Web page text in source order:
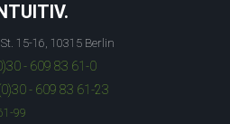
15-16, 10315 Berlin
- 609 83 61-0
- 609 83 61-23
99